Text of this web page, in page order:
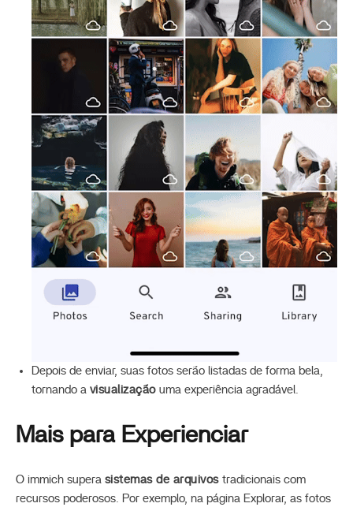
Depois de enviar, suas fotos serão listadas de forma bela,
tornando a visualizaçãouma experiência agradável.
Mais para Experienciar
O immich supera sistemas de arquivostradicionais com
recursos poderosos. Por exemplo, na página Explorar, as fotos